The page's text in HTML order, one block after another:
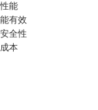
能
有效
全性
本